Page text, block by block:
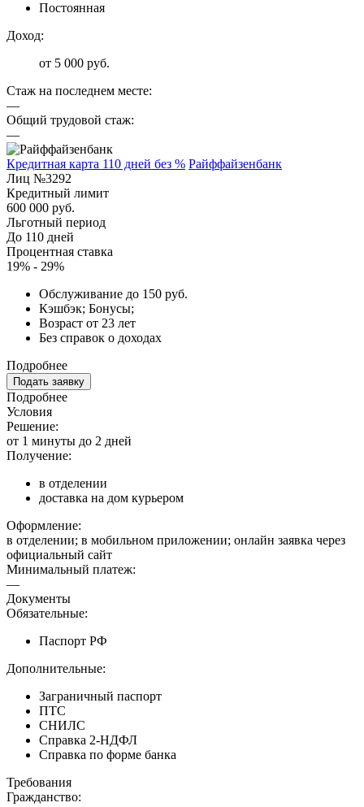
Постоянная
Доход:
от 5 000 руб.
Стаж на последнем месте:
—
Общий трудовой стаж:
—
Кредитная карта 110 дней без % Райффайзенбанк
Лиц №3292
Кредитный лимит
600 000 руб.
Льготный период
До 110 дней
Процентная ставка
19% - 29%
Обслуживание до 150 руб.
Кэшбэк; Бонусы;
Возраст от 23 лет
Без справок о доходах
Подробнее
Подать заявку
Подробнее
Условия
Решение:
от 1 минуты до 2 дней
Получение:
в отделении
доставка на дом курьером
Оформление:
в отделении; в мобильном приложении; онлайн заявка через
официальный сайт
Минимальный платеж:
—
Документы
Обязательные:
Паспорт РФ
Дополнительные:
Заграничный паспорт
ПТС
СНИЛС
Справка 2-НДФЛ
Справка по форме банка
Требования
Гражданство: